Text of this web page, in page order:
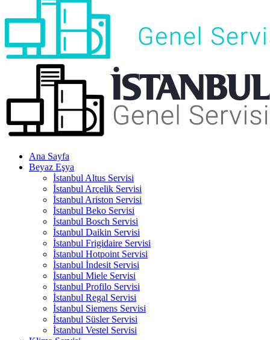
Ana Sayfa
Beyaz Eşya
İstanbul Altus Servisi
İstanbul Arçelik Servisi
İstanbul Ariston Servisi
İstanbul Beko Servisi
İstanbul Bosch Servisi
İstanbul Daikin Servisi
İstanbul Frigidaire Servisi
İstanbul Hotpoint Servisi
İstanbul İndesit Servisi
İstanbul Miele Servisi
İstanbul Profilo Servisi
İstanbul Regal Servisi
İstanbul Siemens Servisi
İstanbul Süsler Servisi
İstanbul Vestel Servisi